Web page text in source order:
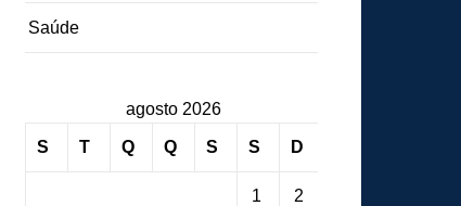
Saúde
agosto 2026
S T Q Q S S D
1 2